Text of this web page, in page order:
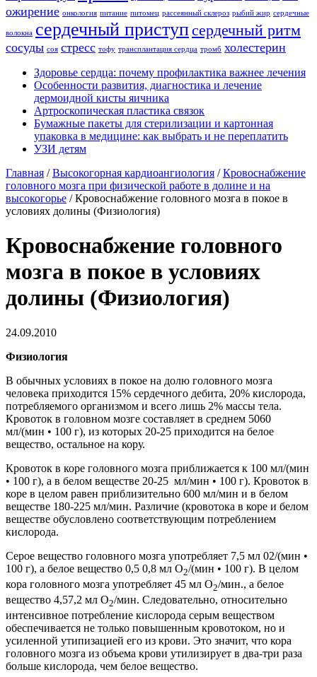
ожирение онкология питание питомец рассеянный склероз рыбий жир сердечные
волокна сердечный приступсердечный ритм
сосуды соя стресс тофу трансплантация сердца тромб холестерин
Здоровье сердца: почему профилактика важнее лечения
Особенности развития, диагностика и лечение
дермоидной кисты яичника
Артроскопическая пластика связок
Бумажные пакеты для стерилизации и картонная
упаковка в медицине: как выбрать и не переплатить
УЗИ детям
Главная /Высокогорная кардиоангиология /Кровоснабжение
головного мозга при физической работе в долине и на
высокогорье /Кровоснабжение головного мозга в покое в
условиях долины (Физиология)
Кровоснабжение головного
мозга в покое в условиях
долины (Физиология)
24.09.2010
Физиология
В обычных условиях в покое на долю головного мозга
человека приходится 15% сердечного дебита, 20% кислорода,
потребляемого организмом и всего лишь 2% массы тела.
Кровоток в головном мозге составляет в среднем 5060
мл/(мин • 100 г), из которых 20-25 приходится на белое
вещество, остальное на кору.
Кровоток в коре головного мозга приближается к 100 мл/(мин
• 100 г), а в белом веществе 20-25 мл/мин • 100 г). Кровоток в
коре в целом равен приблизительно 600 мл/мин и в белом
веществе 180-225 мл/мин. Различие (кровотока в коре и белом
веществе обусловлено соответствующим потреблением
кислорода.
Серое вещество головного мозга употребляет 7,5 мл 02/(мин •
100 г), а белое вещество 0,5 0,8 мл О2/(мин • 100 г). В целом
кора головного мозга употребляет 45 мл О2/мин., а белое
вещество 4,57,2 мл О2/мин. Следовательно, относительно
интенсивное потребление кислорода серым веществом
обеспечивается не только повышенным кровотоком, но и
усиленной утипизацией его из крови. Это значит, что кора
головного мозга из объема крови утилизирует в два-три раза
больше кислорода, чем белое вещество.